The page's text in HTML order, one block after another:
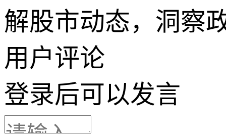
解股市动态，洞察
用户评论
登录后可以发言